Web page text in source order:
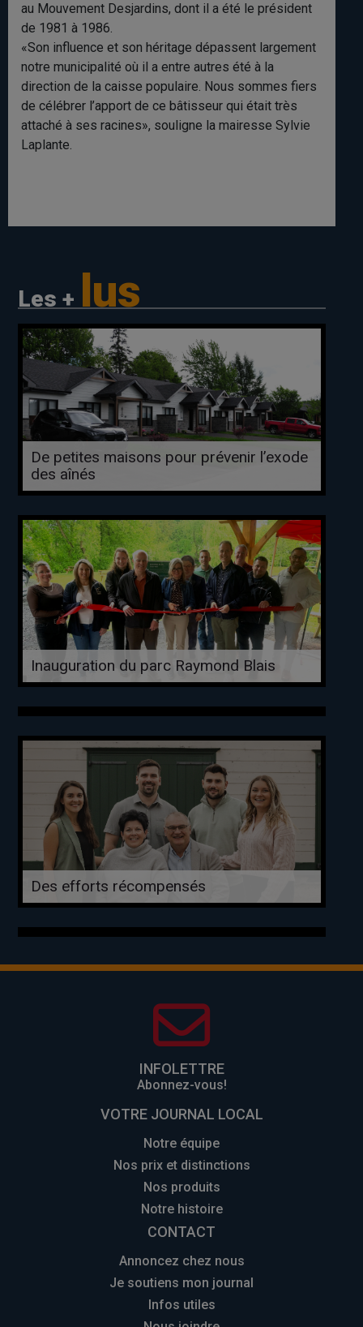
au Mouvement Desjardins, dont il a été le président
de 1981 à 1986.
«Son influence et son héritage dépassent largement
notre municipalité où il a entre autres été à la
direction de la caisse populaire. Nous sommes fiers
de célébrer l’apport de ce bâtisseur qui était très
attaché à ses racines», souligne la mairesse Sylvie
Laplante.
Les + lus
De petites maisons pour prévenir l’exode
des aînés
Inauguration du parc Raymond Blais
Des efforts récompensés
INFOLETTRE
Abonnez-vous!
VOTRE JOURNAL LOCAL
Notre équipe
Nos prix et distinctions
Nos produits
Notre histoire
CONTACT
Annoncez chez nous
Je soutiens mon journal
Infos utiles